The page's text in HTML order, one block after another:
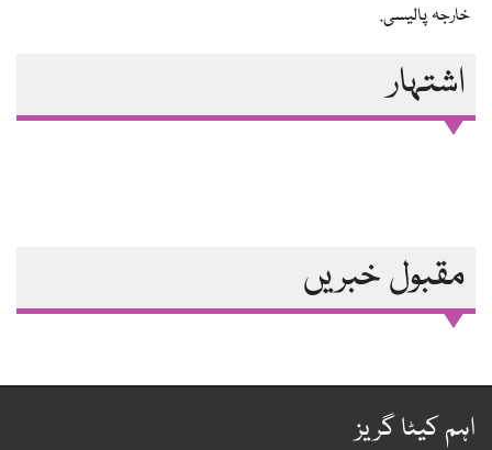
خارجہ پالیسی.
اشتہار
مقبول خبریں
کیٹا گریز